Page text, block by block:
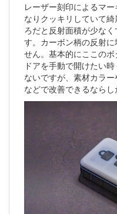
レーザー刻印によるマ
なりクッキリしていて
ろだと反射面積が少な
す。カーボン柄の反射
せん。基本的にここの
ドアを手動で開けたい
ないですが、素材カラ
などで改善できるならし